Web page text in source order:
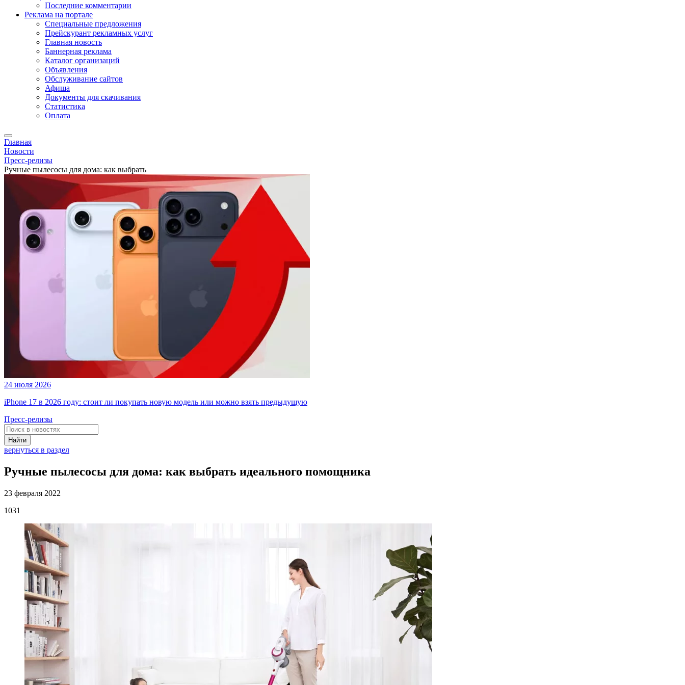
Последние комментарии
Реклама на портале
Специальные предложения
Прейскурант рекламных услуг
Главная новость
Баннерная реклама
Каталог организаций
Объявления
Обслуживание сайтов
Афиша
Документы для скачивания
Статистика
Оплата
Главная
Новости
Пресс-релизы
Ручные пылесосы для дома: как выбрать
24 июля 2026
iPhone 17 в 2026 году: стоит ли покупать новую модель или можно взять предыдущую
Пресс-релизы
Найти
вернуться в раздел
Ручные пылесосы для дома: как выбрать идеального помощника
23 февраля 2022
1031